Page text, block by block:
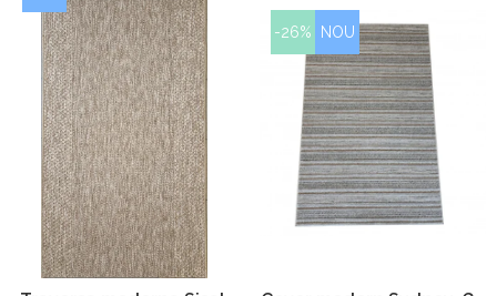
-26% NOU